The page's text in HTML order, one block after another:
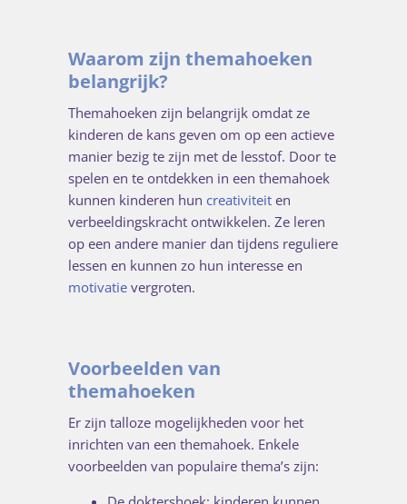
Waarom zijn themahoeken
belangrijk?
Themahoeken zijn belangrijk omdat ze
kinderen de kans geven om op een actieve
manier bezig te zijn met de lesstof. Door te
spelen en te ontdekken in een themahoek
kunnen kinderen hun creativiteit en
verbeeldingskracht ontwikkelen. Ze leren
op een andere manier dan tijdens reguliere
lessen en kunnen zo hun interesse en
motivatie vergroten.
Voorbeelden van
themahoeken
Er zijn talloze mogelijkheden voor het
inrichten van een themahoek. Enkele
voorbeelden van populaire thema’s zijn: